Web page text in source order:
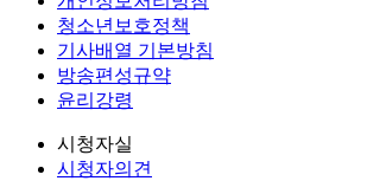
청소년보호정책
기사배열 기본방침
방송편성규약
윤리강령
시청자실
시청자의견